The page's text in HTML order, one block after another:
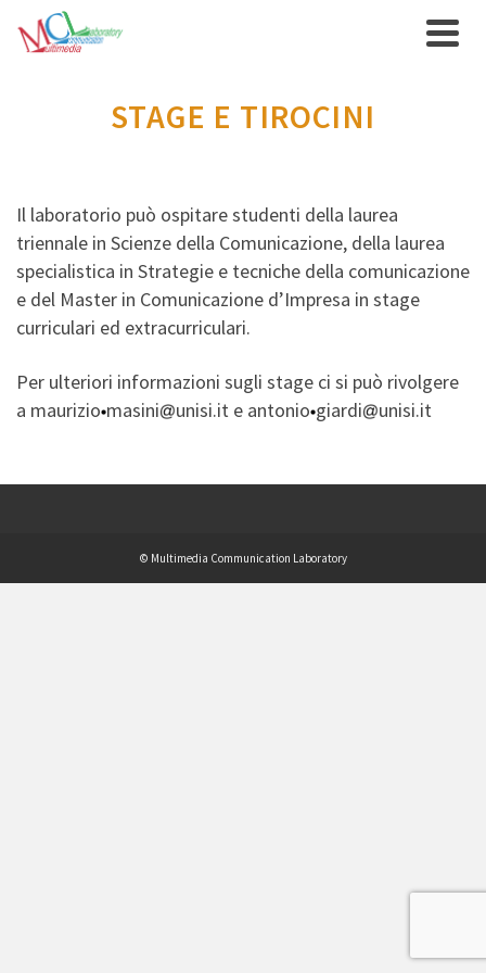
STAGE E TIROCINI
Il laboratorio può ospitare studenti della laurea
triennale in Scienze della Comunicazione, della laurea
specialistica in Strategie e tecniche della comunicazione
e del Master in Comunicazione d’Impresa in stage
curriculari ed extracurriculari.
Per ulteriori informazioni sugli stage ci si può rivolgere
a maurizio masini unisi.it e antonio giardi unisi.it
© Multimedia Communication Laboratory